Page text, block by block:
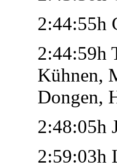
2:44:55h
2:44:59h
Kühnen,
Dongen,
2:48:05h
2:59:03h